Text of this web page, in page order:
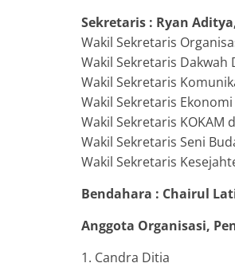
Sekretaris : Ryan
Wakil Sekretaris
Wakil Sekretaris Dakwah
Wakil Sekretaris
Wakil Sekretaris
Wakil Sekretaris KOKAM
Wakil Sekretaris Seni
Wakil Sekretaris
Bendahara : Chairul
Anggota Organisasi,
1. Candra Ditia